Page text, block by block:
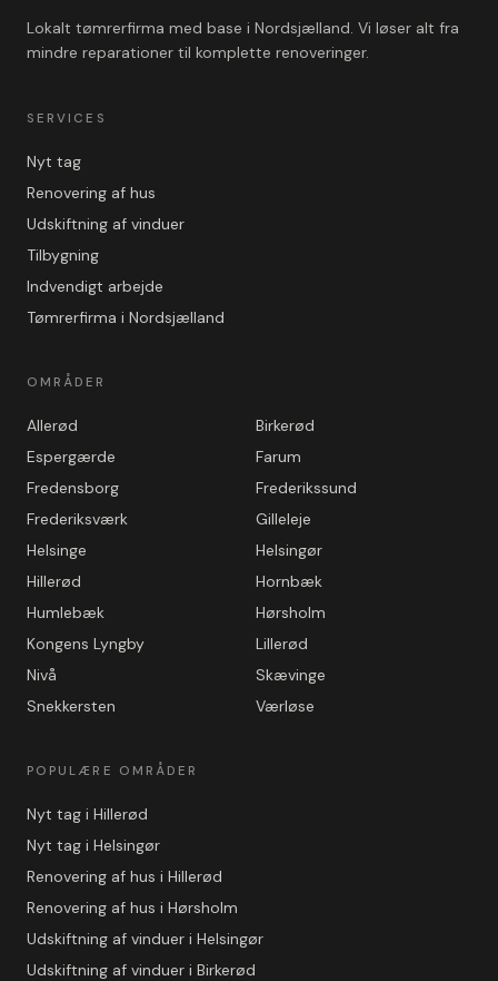
Lokalt tømrerfirma med base i Nordsjælland. Vi løser alt fra
mindre reparationer til komplette renoveringer.
SERVICES
Nyt tag
Renovering af hus
Udskiftning af vinduer
Tilbygning
Indvendigt arbejde
Tømrerfirma i Nordsjælland
OMRÅDER
Allerød
Birkerød
Espergærde
Farum
Fredensborg
Frederikssund
Frederiksværk
Gilleleje
Helsinge
Helsingør
Hillerød
Hornbæk
Humlebæk
Hørsholm
Kongens Lyngby
Lillerød
Nivå
Skævinge
Snekkersten
Værløse
POPULÆRE OMRÅDER
Nyt tag i Hillerød
Nyt tag i Helsingør
Renovering af hus i Hillerød
Renovering af hus i Hørsholm
Udskiftning af vinduer i Helsingør
Udskiftning af vinduer i Birkerød